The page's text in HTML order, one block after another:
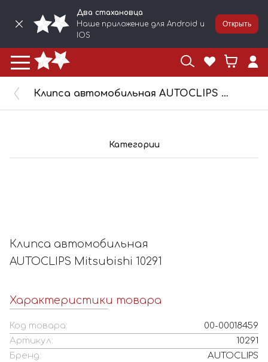
Два стахановца
Наше приложение для Android и
IOS
Открыть
Клипса автомобильная AUTOCLIPS Mitsubishi 10291
Категории
Клипса автомобильная
AUTOCLIPS Mitsubishi 10291
Характеристики товара
Код товара:
00-00018459
Артикул:
10291
Бренд:
AUTOCLIPS